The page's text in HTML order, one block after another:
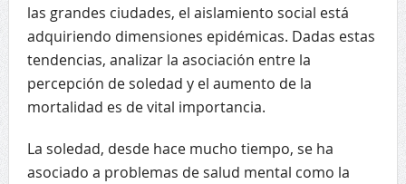
las grandes ciudades, el aislamiento social está
adquiriendo dimensiones epidémicas. Dadas estas
tendencias, analizar la asociación entre la
percepción de soledad y el aumento de la
mortalidad es de vital importancia.
La soledad, desde hace mucho tiempo, se ha
asociado a problemas de salud mental como la